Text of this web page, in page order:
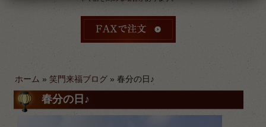
ホーム »笑門来福ブログ »春分の日♪
春分の日♪